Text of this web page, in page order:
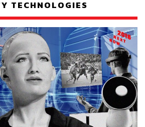
TECHNOLOGIES